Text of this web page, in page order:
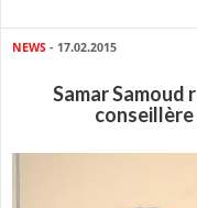
NEWS - 17.02.2015
Samar Samoud
conseillère